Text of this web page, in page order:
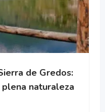
de Gredos:
naturaleza